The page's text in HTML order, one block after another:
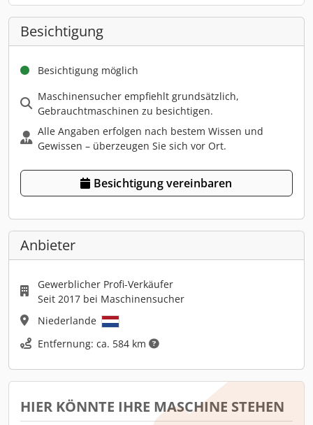
Besichtigung
Besichtigung möglich
Maschinensucher empfiehlt grundsätzlich,
Gebrauchtmaschinen zu besichtigen.
Alle Angaben erfolgen nach bestem Wissen und
Gewissen – überzeugen Sie sich vor Ort.
Besichtigung vereinbaren
Anbieter
Gewerblicher Profi-Verkäufer
Seit 2017 bei Maschinensucher
Niederlande
Entfernung: ca. 584 km
HIER KÖNNTE IHRE MASCHINE STEHEN